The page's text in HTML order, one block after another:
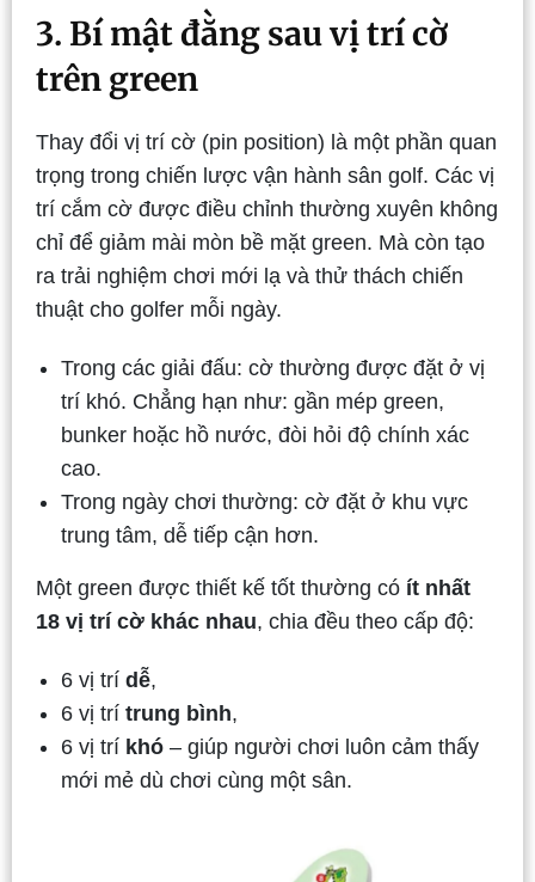
3. Bí mật đằng sau vị trí cờ
trên green
Thay đổi vị trí cờ (pin position) là một phần quan
trọng trong chiến lược vận hành sân golf. Các vị
trí cắm cờ được điều chỉnh thường xuyên không
chỉ để giảm mài mòn bề mặt green. Mà còn tạo
ra trải nghiệm chơi mới lạ và thử thách chiến
thuật cho golfer mỗi ngày.
Trong các giải đấu: cờ thường được đặt ở vị
trí khó. Chẳng hạn như: gần mép green,
bunker hoặc hồ nước, đòi hỏi độ chính xác
cao.
Trong ngày chơi thường: cờ đặt ở khu vực
trung tâm, dễ tiếp cận hơn.
Một green được thiết kế tốt thường có ít nhất
18 vị trí cờ khác nhau, chia đều theo cấp độ:
6 vị trí dễ,
6 vị trí trung bình,
6 vị trí khó – giúp người chơi luôn cảm thấy
mới mẻ dù chơi cùng một sân.